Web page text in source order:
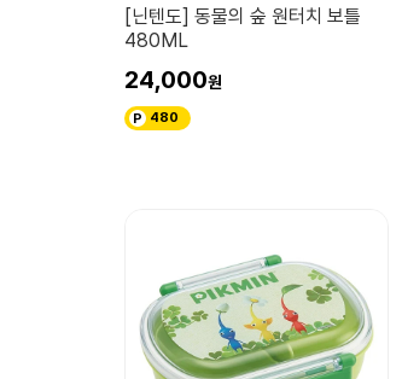
[닌텐도] 동물의 숲 원터치 보틀
480ML
24,000
480